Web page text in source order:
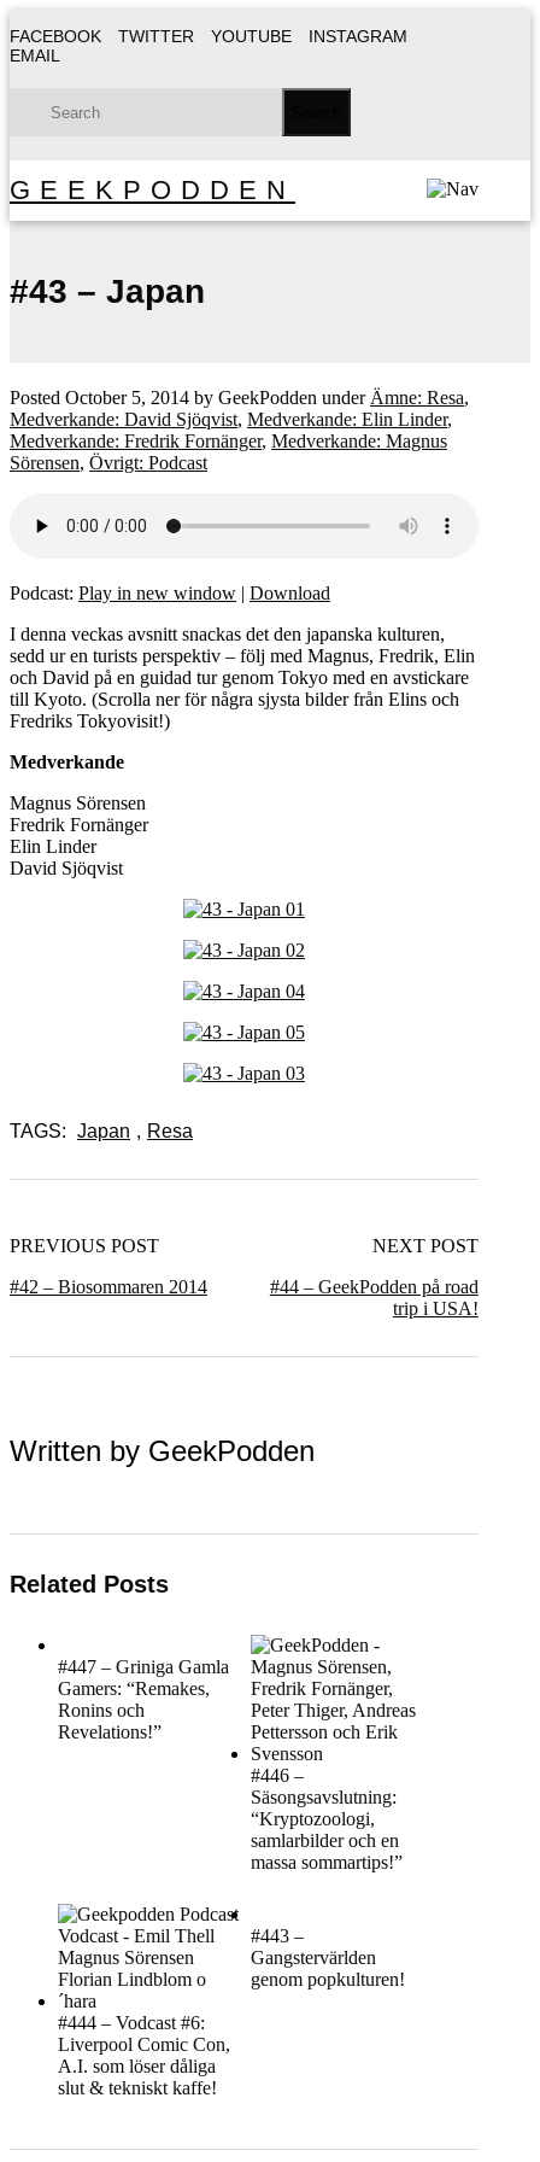
FACEBOOK TWITTER YOUTUBE
INSTAGRAM
EMAIL
GEEKPODDEN
#43 – Japan
Posted October 5, 2014 by GeekPodden under Ämne: Resa,
Medverkande: David Sjöqvist, Medverkande: Elin Linder,
Medverkande: Fredrik Fornänger, Medverkande: Magnus
Sörensen, Övrigt: Podcast
Podcast: Play in new window | Download
I denna veckas avsnitt snackas det den japanska kulturen,
sedd ur en turists perspektiv – följ med Magnus, Fredrik, Elin
och David på en guidad tur genom Tokyo med en avstickare
till Kyoto. (Scrolla ner för några sjysta bilder från Elins och
Fredriks Tokyovisit!)
Medverkande
Magnus Sörensen
Fredrik Fornänger
Elin Linder
David Sjöqvist
TAGS: Japan , Resa
PREVIOUS POST
#42 – Biosommaren 2014
NEXT POST
#44 – GeekPodden på road
trip i USA!
Written by GeekPodden
Related Posts
#447 – Griniga Gamla
Gamers: “Remakes,
Ronins och
Revelations!”
#446 –
Säsongsavslutning:
“Kryptozoologi,
samlarbilder och en
massa sommartips!”
#444 – Vodcast #6:
Liverpool Comic Con,
A.I. som löser dåliga
slut & tekniskt kaffe!
#443 –
Gangstervärlden
genom popkulturen!